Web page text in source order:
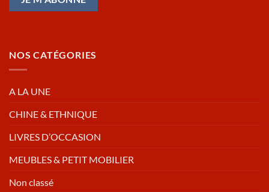
NOS CATÉGORIES
A LA UNE
CHINE & ETHNIQUE
LIVRES D’OCCASION
MEUBLES & PETIT MOBILIER
Non classé